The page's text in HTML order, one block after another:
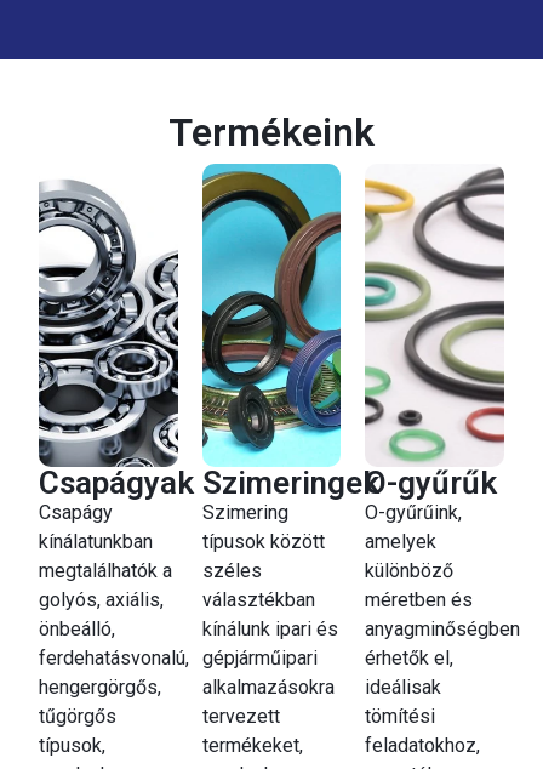
Termékeink
Csapágyak
Csapágy
kínálatunkban
megtalálhatók a
golyós, axiális,
önbeálló,
ferdehatásvonalú,
hengergörgős,
tűgörgős
típusok,
Szimeringek
Szimering
típusok között
széles
választékban
kínálunk ipari és
gépjárműipari
alkalmazásokra
tervezett
termékeket,
O-gyűrűk
O-gyűrűink,
amelyek
különböző
méretben és
anyagminőségben
érhetők el,
ideálisak
tömítési
feladatokhoz,